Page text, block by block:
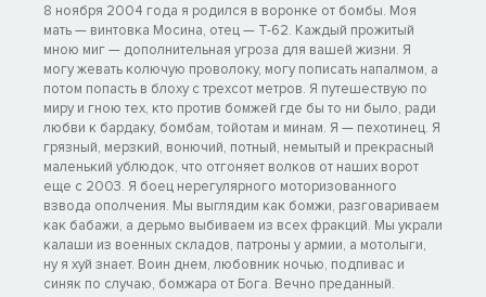
8 ноября 2004 года я родился в воронке от бомбы. Моя
мать — винтовка Мосина, отец — T-62. Каждый прожитый
мною миг — дополнительная угроза для вашей жизни. Я
могу жевать колючую проволоку, могу пописать напалмом, а
потом попасть в блоху с трехсот метров. Я путешествую по
миру и гною тех, кто против бомжей где бы то ни было, ради
любви к бардаку, бомбам, тойотам и минам. Я — пехотинец. Я
грязный, мерзкий, вонючий, потный, немытый и прекрасный
маленький ублюдок, что отгоняет волков от наших ворот
еще с 2003. Я боец нерегулярного моторизованного
взвода ополчения. Мы выглядим как бомжи, разговариваем
как бабажи, а дерьмо выбиваем из всех фракций. Мы украли
калаши из военных складов, патроны у армии, а мотолыги,
ну я хуй знает. Воин днем, любовник ночью, подпивас и
синяк по случаю, бомжара от Бога. Вечно преданный.